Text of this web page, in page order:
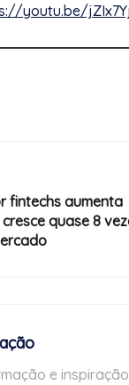
youtu.be/
fintechs aumenta
quase 8
e